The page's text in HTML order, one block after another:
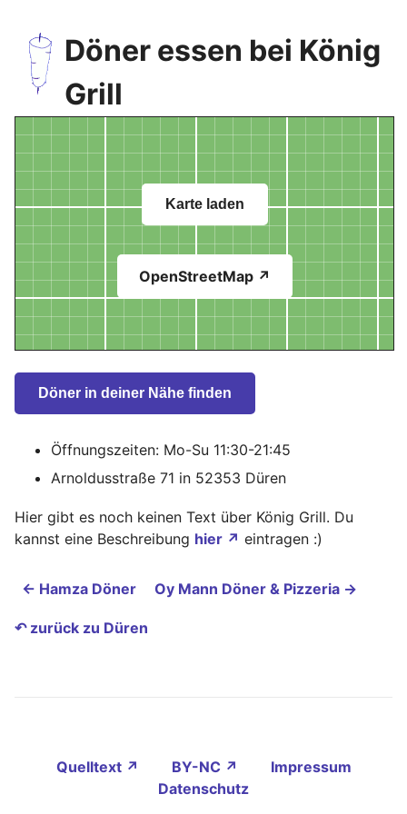
Döner essen bei König
Grill
Karte laden
OpenStreetMap ↗
Döner in deiner Nähe finden
Öffnungszeiten: Mo-Su 11:30-21:45
Arnoldusstraße 71 in 52353 Düren
Hier gibt es noch keinen Text über König Grill. Du
kannst eine Beschreibung hier ↗ eintragen :)
← Hamza Döner Oy Mann Döner & Pizzeria →
↶ zurück zu Düren
Quelltext ↗ BY-NC ↗
Impressum
Datenschutz